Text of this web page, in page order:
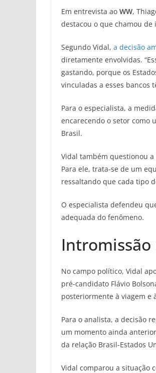
Em entrevista ao WW,
destacou o que chamou
Segundo Vidal, a decisão
diretamente envolvidas.
gastando, porque os
vinculadas a esses bancos
Para o especialista, a
encarecendo o setor como
Brasil.
Vidal também questionou a
Para ele, trata-se de um
ressaltando que cada tipo
O especialista defendeu
adequada do fenômeno.
No campo político, Vidal
pré-candidato Flávio
posteriormente à viagem e
Para o analista, a decisão
um momento ainda
da relação Brasil-Estados
Vidal comparou a situação